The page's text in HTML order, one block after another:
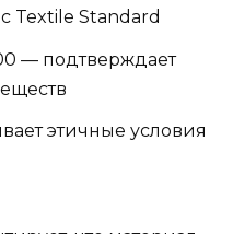
Textile Standard
— подтверждает
этичные условия